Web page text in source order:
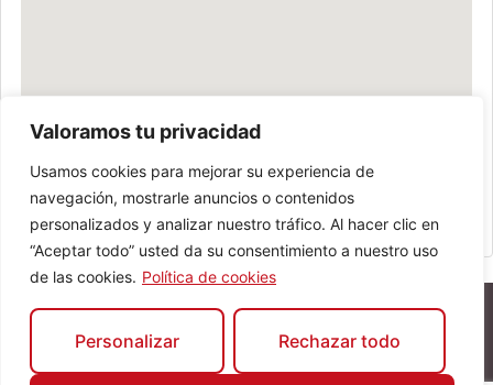
Valoramos tu privacidad
Usamos cookies para mejorar su experiencia de
navegación, mostrarle anuncios o contenidos
personalizados y analizar nuestro tráfico. Al hacer clic en
“Aceptar todo” usted da su consentimiento a nuestro uso
de las cookies. Política de cookies
Personalizar Rechazar todo